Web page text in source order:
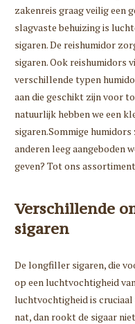
zakenreis graag veilig een
slagvaste behuizing is
sigaren. De reishumidor
sigaren. Ook reishumidors
verschillende typen
aan die geschikt zijn voor
natuurlijk hebben we een
sigaren.Sommige
anderen leeg aangeboden
geven? Tot ons
Verschillende
sigaren
De longfiller sigaren, die
op een luchtvochtigheid
luchtvochtigheid is cruciaal
nat, dan rookt de sigaar